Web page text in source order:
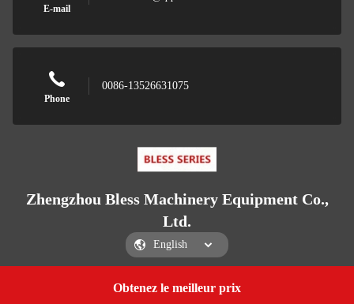
Obtenez le meilleur prix
E-mail
Phone
0086-13526631075
Zhengzhou Bless Machinery Equipment Co.,
Ltd.
Zhengzhou Bless Machinery Equipment Co., Ltd.
Get a Quote